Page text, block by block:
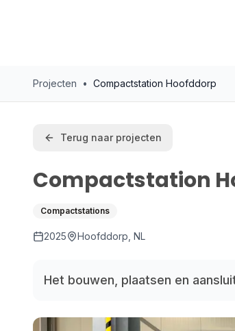
Projecten • Compactstation Hoofddorp
Terug naar projecten
Compactstation
Compactstations
2025 Hoofddorp, NL
Het bouwen, plaatsen en